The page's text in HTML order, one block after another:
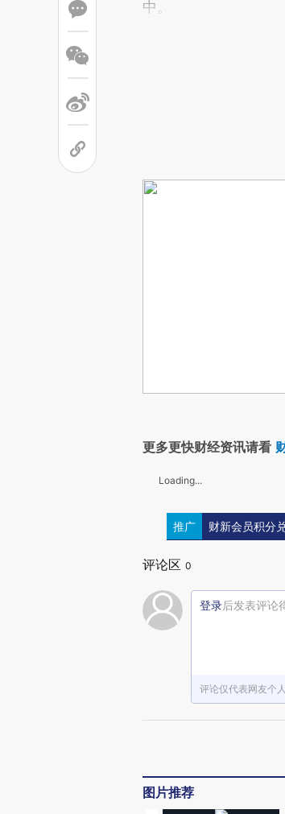
中。
更多更快财经资讯请看
Loading...
推广 财新会员积分
评论区 0
登录后发表评论
评论仅代表网友个
图片推荐